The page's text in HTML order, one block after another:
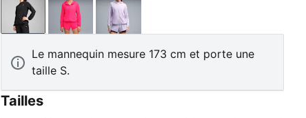
PUMA BlackPure PinkLight Lavender
Le mannequin mesure 173 cm et porte une
taille S.
Tailles